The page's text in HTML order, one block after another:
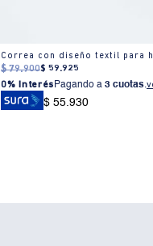
Correa con diseño textil para
$ 79.900$ 59.925
0% Interés Pagando a3 cuotas.
$ 55.930